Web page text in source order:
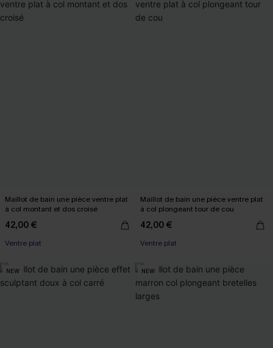
Maillot de bain une pièce ventre plat
à col montant et dos croisé
42,00 €
Ventre plat
Maillot de bain une pièce ventre plat
à col plongeant tour de cou
42,00 €
Ventre plat
NEW NEW